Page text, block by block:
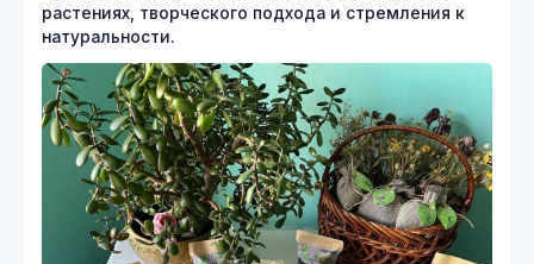
растениях, творческого подхода и стремления к
натуральности.